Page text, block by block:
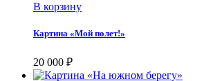
В корзину
Картина «Мой полет!»
20 000 ₽